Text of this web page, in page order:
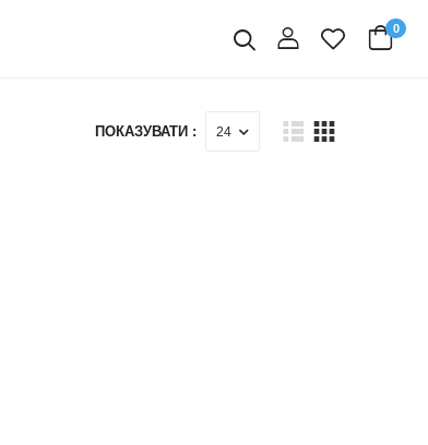
Пошуквхід
0
ПОКАЗУВАТИ :